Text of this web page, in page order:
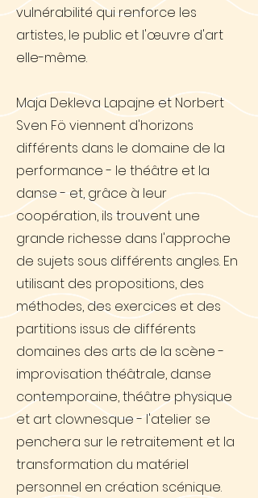
vulnérabilité qui renforce les
artistes, le public et l'œuvre d'art
elle-même.
Maja Dekleva Lapajne et Norbert
Sven Fö viennent d'horizons
différents dans le domaine de la
performance - le théâtre et la
danse - et, grâce à leur
coopération, ils trouvent une
grande richesse dans l'approche
de sujets sous différents angles. En
utilisant des propositions, des
méthodes, des exercices et des
partitions issus de différents
domaines des arts de la scène -
improvisation théâtrale, danse
contemporaine, théâtre physique
et art clownesque - l'atelier se
penchera sur le retraitement et la
transformation du matériel
personnel en création scénique.